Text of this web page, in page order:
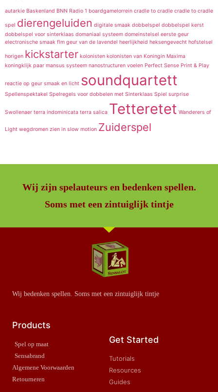
autarkie Baskenland BNN Radio 1 boardgamelorrein cradle to cradle cradle to cradle
spel dierengeluiden digitale smaak dobbelspel dobbelspel kerst
dobbelspel voor sinterklaas domaniaal systeem domeinstelsel eerste geur
electronische smaak flm geur van de lavendel heerlijkheid heksengevecht hofstelsel
horigen kickstarter kolonisten kolonisten van Koningin Maxima
koningklijk paar mansus systeem nanostructuren voelen Perfect Sense Print & Play
reactie op geur smaak en licht soundquartett
Spellenspektakel Spelregels voor dobbelen met Sinterklaas Spiel surprise
Swollenaer terra indominicata terra salica Tetteretet Wanderers of
Light wegdromen zien in slow motion Zuiderspel
Wij zijn spelauteurs en bedenken spellen.
Soms met een zintuiglijk tintje
Wij bedenken spellen. Soms met een zintuiglijk tintje
Products
Spel op maat
Sensabrand
Algemene Voorwaarden
Retourneren
Get Started
Tutorials
Resources
Guides